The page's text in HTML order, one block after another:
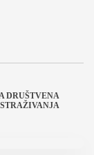
DRUŠTVENA